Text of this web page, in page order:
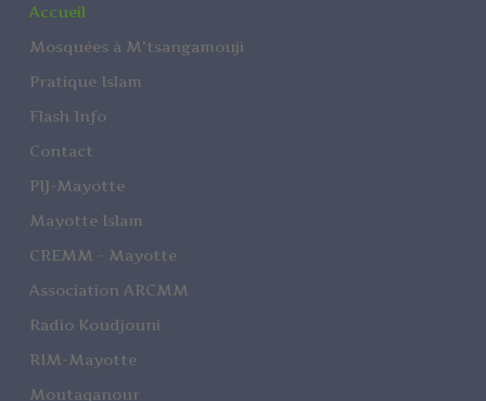
Accueil
Mosquées à M'tsangamouji
Pratique Islam
Flash Info
Contact
PIJ-Mayotte
Mayotte Islam
CREMM - Mayotte
Association ARCMM
Radio Koudjouni
RIM-Mayotte
Moutaqanour